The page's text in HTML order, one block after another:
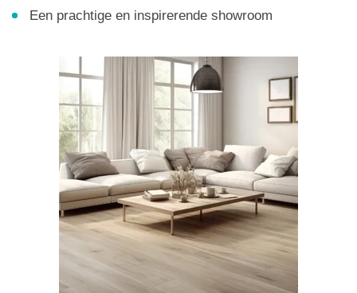
Een prachtige en inspirerende showroom